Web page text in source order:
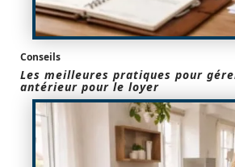
Conseils
Les meilleures pratiques pour
antérieur pour le loyer